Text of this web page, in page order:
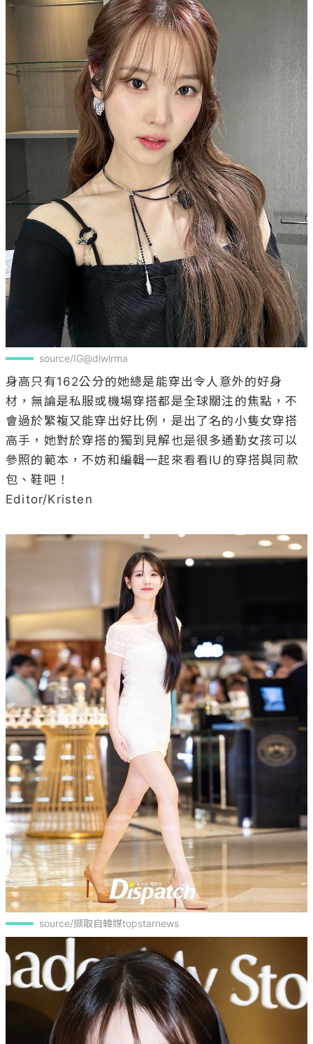
source/IG@dlwlrma
身高只有162公分的她總是能穿出令人意外的好身
材，無論是私服或機場穿搭都是全球關注的焦點，不
會過於繁複又能穿出好比例，是出了名的小隻女穿搭
高手，她對於穿搭的獨到見解也是很多通勤女孩可以
參照的範本，不妨和編輯一起來看看IU的穿搭與同款
包、鞋吧！
Editor/Kristen
source/擷取自韓媒topstarnews